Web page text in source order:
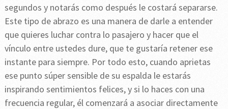
segundos y notarás como después le costará separarse.
Este tipo de abrazo es una manera de darle a entender
que quieres luchar contra lo pasajero y hacer que el
vínculo entre ustedes dure, que te gustaría retener ese
instante para siempre. Por todo esto, cuando aprietas
ese punto súper sensible de su espalda le estarás
inspirando sentimientos felices, y si lo haces con una
frecuencia regular, él comenzará a asociar directamente